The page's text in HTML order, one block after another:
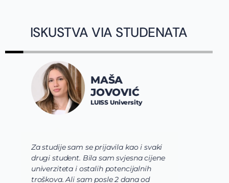
ISKUSTVA VIA STUDENATA
Via tim mi je pre svega pomogao da
shvatim koje polje nauke želim da
usavrsim preko svojih studija i da se
usmerim. Zatim su mi pomogli da
JOVANA
SPALEVIĆ
Constructor University
Bremen